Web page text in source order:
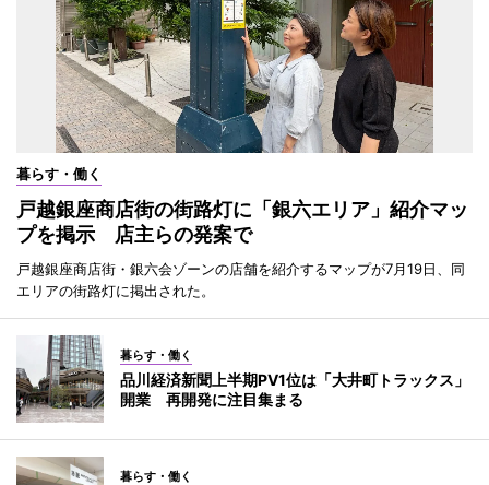
暮らす・働く
戸越銀座商店街の街路灯に「銀六エリア」紹介マッ
プを掲示 店主らの発案で
戸越銀座商店街・銀六会ゾーンの店舗を紹介するマップが7月19日、同
エリアの街路灯に掲出された。
暮らす・働く
品川経済新聞上半期PV1位は「大井町トラックス」
開業 再開発に注目集まる
暮らす・働く